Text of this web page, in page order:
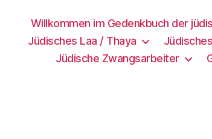
Willkommen im Gedenkbuch der
Jüdisches Laa / Thaya
Jüdische Zwangsarbeiter